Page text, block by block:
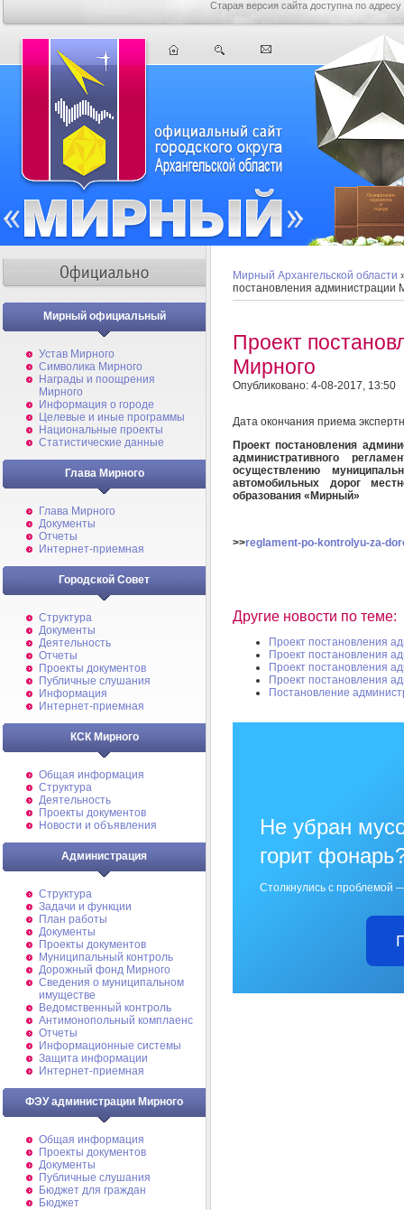
Старая версия сайта доступна по адресу
Мирный официальный
Устав Мирного
Символика Мирного
Награды и поощрения
Мирного
Информация о городе
Целевые и иные программы
Национальные проекты
Статистические данные
Глава Мирного
Глава Мирного
Документы
Отчеты
Интернет-приемная
Городской Совет
Структура
Документы
Деятельность
Отчеты
Проекты документов
Публичные слушания
Информация
Интернет-приемная
КСК Мирного
Общая информация
Структура
Деятельность
Проекты документов
Новости и объявления
Администрация
Структура
Задачи и функции
План работы
Документы
Проекты документов
Муниципальный контроль
Дорожный фонд Мирного
Cведения о муниципальном
имуществе
Ведомственный контроль
Антимонопольный комплаенс
Отчеты
Информационные системы
Защита информации
Интернет-приемная
ФЭУ администрации Мирного
Общая информация
Проекты документов
Документы
Публичные слушания
Бюджет для граждан
Бюджет
Мирный Архангельской области
постановления администрации
Проект
Мирного
Опубликовано: 4-08-2017, 13:50
Дата окончания приема
Проект постановления
административного
осуществлению
автомобильных дорог
образования «Мирный»
>>reglament-po-kontrolyu-za-
Другие новости по теме:
Проект постановления
Проект постановления
Проект постановления
Проект постановления
Постановление
Не убран
горит
Столкнулись с проблемой